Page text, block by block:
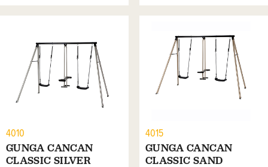
4010
GUNGA CANCAN
CLASSIC SILVER
4015
GUNGA CANCAN
CLASSIC SAND